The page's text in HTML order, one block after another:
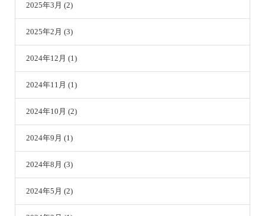
2025年3月 (2)
2025年2月 (3)
2024年12月 (1)
2024年11月 (1)
2024年10月 (2)
2024年9月 (1)
2024年8月 (3)
2024年5月 (2)